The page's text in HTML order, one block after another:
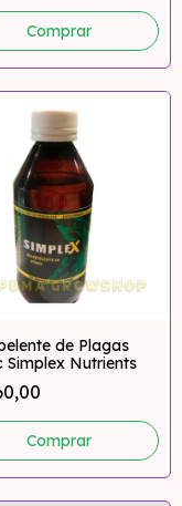
Comprar
de Plagas
Simplex Nutrients